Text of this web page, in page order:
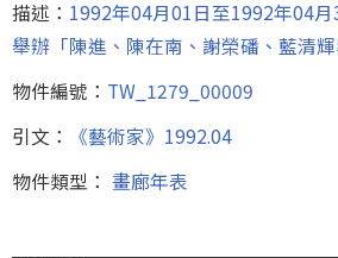
描述： 1992年04月01日至1992年04
舉辦「陳進、陳在南、謝榮磻、藍清輝
物件編號： TW_1279_00009
引文：
《藝術家》1992.04
物件類型： 畫廊年表